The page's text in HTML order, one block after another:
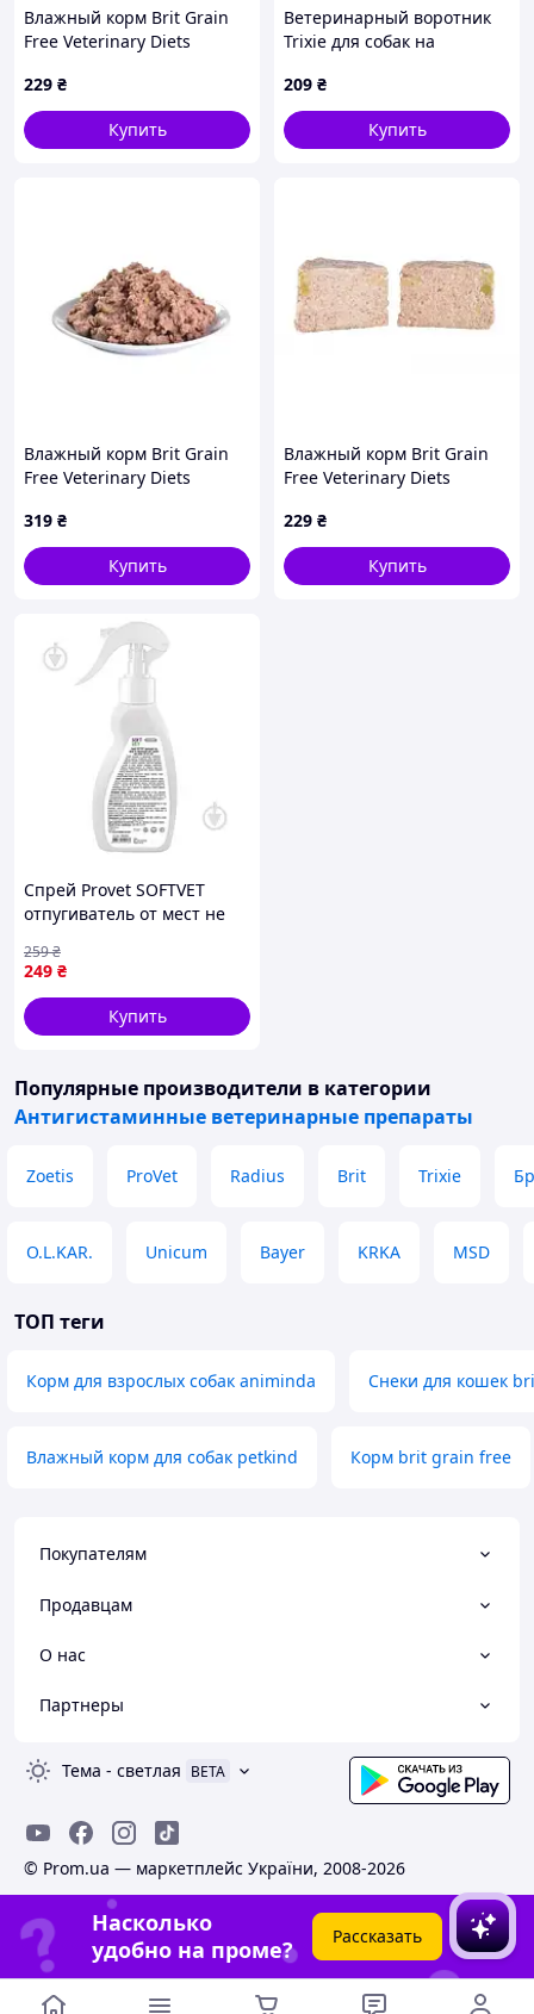
Влажный корм Brit Grain
Free Veterinary Diets
ожирении и избыточном
весе (100711)
229 ₴
Купить
Ветеринарный воротник
Trixie для собак на
28-33/12 см (19482)
209 ₴
Купить
Влажный корм Brit Grain
Free Veterinary Diets
сахарным диабетом
(100263/5910)
319 ₴
Купить
Влажный корм Brit Grain
Free Veterinary Diets
пищевой аллергией или
непереносимостью
(100709)
229 ₴
Купить
Спрей Provet SOFTVET
отпугиватель от мест не
туалета для собак 250 мл
(PR244016)
249 ₴
259₴
Купить
Популярные производители в категории
Антигистаминные ветеринарные препараты
Zoetis ProVet Radius Brit Trixie
O.L.KAR. Unicum Bayer KRKA MSD
ТОП теги
Корм для взрослых собак animinda Снеки для кошек
Влажный корм для собак petkind Корм brit grain free
Покупателям
Продавцам
О нас
Партнеры
Тема - светлая BETA
© Prom.ua — маркетплейс України, 2008-2026
Насколько
удобно на проме?
Рассказать